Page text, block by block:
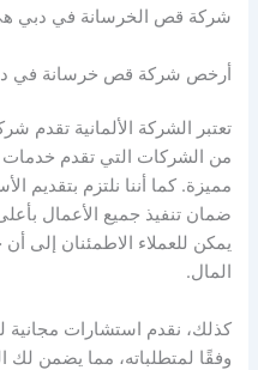
شركة قص الخرسانة في دبي
أرخص شركة قص خرسانة في
تعتبر الشركة الألمانية
من الشركات التي تقدم
مميزة. كما أننا نلتزم بتقديم
ضمان تنفيذ جميع الأعمال
يمكن للعملاء الاطمئنان إلى
المال.
كذلك، نقدم استشارات مجانية
وفقًا لمتطلباته، مما يضمن لك